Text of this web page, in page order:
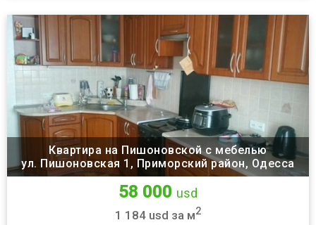
Квартира на Пишоновской с мебелью
ул. Пишоновская 1, Приморский район, Одесса
58 000 usd
1 184 usd за м2